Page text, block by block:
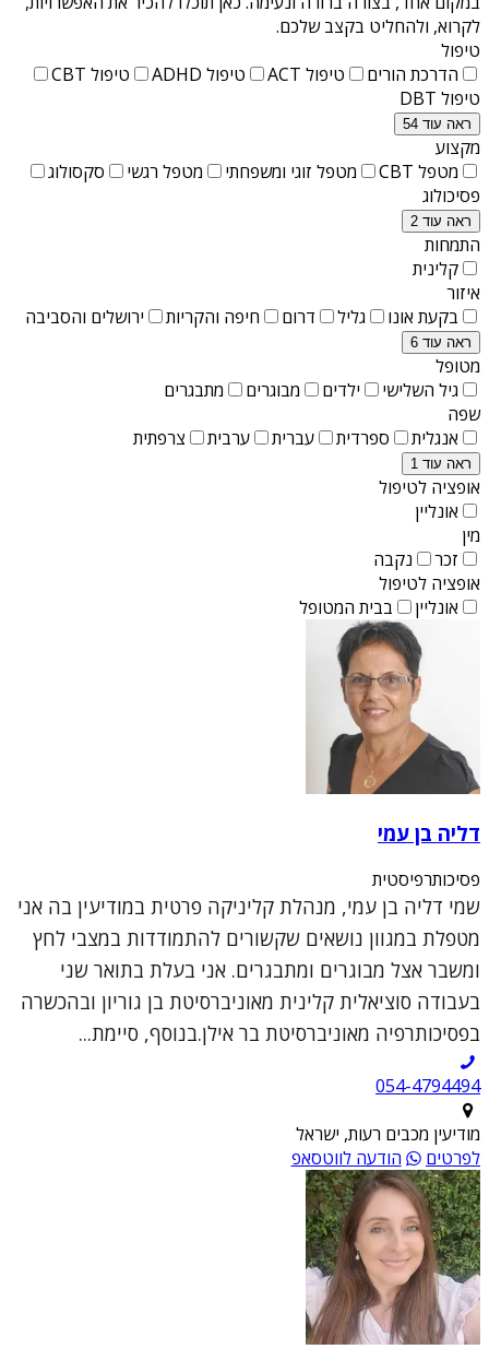
לקרוא, ולהחליט בקצב שלכם.
טיפול
הדרכת הורים
טיפול ACT טיפול ADHD
טיפול CBT
טיפול DBT
ראה עוד 54
מקצוע
מטפל CBT
מטפל זוגי ומשפחתי מטפל רגשי
סקסולוג
פסיכולוג
ראה עוד 2
התמחות
קלינית
איזור
בקעת אונו
גליל דרום חיפה והקריות ירושלים והסביבה
ראה עוד 6
מטופל
גיל השלישי
ילדים מבוגרים
מתבגרים
שפה
אנגלית
ספרדית עברית ערבית צרפתית
ראה עוד 1
אופציה לטיפול
אונליין
מין
זכר
נקבה
אופציה לטיפול
אונליין
בבית המטופל
דליה בן עמי
פסיכותרפיסטית
שמי דליה בן עמי, מנהלת קליניקה פרטית במודיעין בה אני
מטפלת במגוון נושאים שקשורים להתמודדות במצבי לחץ
ומשבר אצל מבוגרים ומתבגרים. אני בעלת בתואר שני
בעבודה סוציאלית קלינית מאוניברסיטת בן גוריון ובהכשרה
בפסיכותרפיה מאוניברסיטת בר אילן.בנוסף, סיימת...
054-4794494
מודיעין מכבים רעות, ישראל
לפרטים
הודעה לווטסאפ